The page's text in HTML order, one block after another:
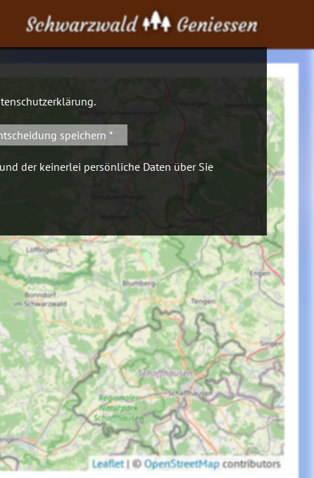
Schwarzwald Geniessen
Leaflet | ©OpenStreetMap contributors
.
speichern *
der keinerlei persönliche Daten über Sie